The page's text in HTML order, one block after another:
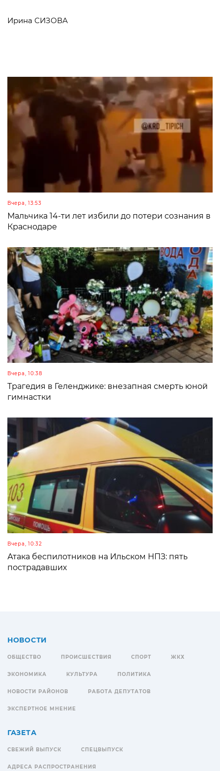
Ирина СИЗОВА
Вчера, 13:53
Мальчика 14-ти лет избили до потери сознания в
Краснодаре
Вчера, 10:38
Трагедия в Геленджике: внезапная смерть юной
гимнастки
Вчера, 10:32
Атака беспилотников на Ильском НПЗ: пять
пострадавших
НОВОСТИ
ОБЩЕСТВО ПРОИСШЕСТВИЯ СПОРТ ЖКХ
ЭКОНОМИКА КУЛЬТУРА ПОЛИТИКА
НОВОСТИ РАЙОНОВ РАБОТА ДЕПУТАТОВ
ЭКСПЕРТНОЕ МНЕНИЕ
ГАЗЕТА
СВЕЖИЙ ВЫПУСК СПЕЦВЫПУСК
АДРЕСА РАСПРОСТРАНЕНИЯ